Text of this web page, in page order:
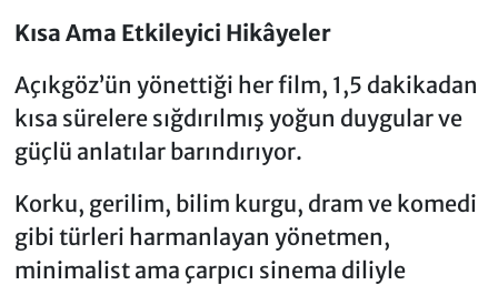
Kısa Ama Etkileyici Hikâyeler
Açıkgöz’ün yönettiği her film, 1,5 dakikadan
kısa sürelere sığdırılmış yoğun duygular ve
güçlü anlatılar barındırıyor.
Korku, gerilim, bilim kurgu, dram ve komedi
gibi türleri harmanlayan yönetmen,
minimalist ama çarpıcı sinema diliyle